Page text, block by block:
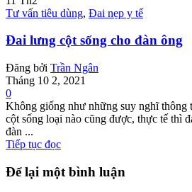
Tư vấn tiêu dùng, Đai nẹp y tế
Đai lưng cột sống cho đàn ông
Đăng bởi Trần Ngân
Tháng 10 2, 2021
0
Không giống như những suy nghĩ thông
cột sống loại nào cũng được, thực tế thì
đàn ...
Tiếp tục đọc
Để lại một bình luận